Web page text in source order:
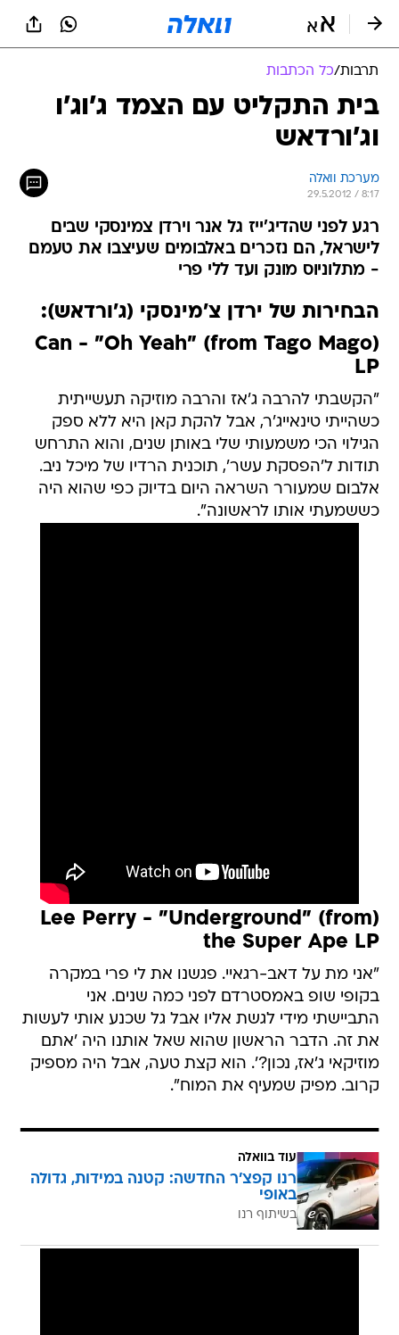
תרבות/כל הכתבות
בית התקליט עם הצמד ג'וג'ו
וג'ורדאש
מערכת וואלה
29.5.2012 / 8:17
רגע לפני שהדיג'ייז גל אנר וירדן צמינסקי שבים
לישראל, הם נזכרים באלבומים שעיצבו את טעמם
- מתלוניוס מונק ועד ללי פרי
הבחירות של ירדן צ'מינסקי (ג'ורדאש):
(Can - "Oh Yeah" (from Tago Mago
LP
"הקשבתי להרבה ג'אז והרבה מוזיקה תעשייתית
כשהייתי טינאייג'ר, אבל להקת קאן היא ללא ספק
הגילוי הכי משמעותי שלי באותן שנים, והוא התרחש
תודות ל'הפסקת עשר', תוכנית הרדיו של מיכל ניב.
אלבום שמעורר השראה היום בדיוק כפי שהוא היה
כששמעתי אותו לראשונה".
(Lee Perry - "Underground" (from
the Super Ape LP
"אני מת על דאב-רגאיי. פגשנו את לי פרי במקרה
בקופי שופ באמסטרדם לפני כמה שנים. אני
התביישתי מידי לגשת אליו אבל גל שכנע אותי לעשות
את זה. הדבר הראשון שהוא שאל אותנו היה 'אתם
מוזיקאי ג'אז, נכון?'. הוא קצת טעה, אבל היה מספיק
קרוב. מפיק שמעיף את המוח".
עוד בוואלה
רנו קפצ'ר החדשה: קטנה במידות, גדולה
באופי
בשיתוף רנו